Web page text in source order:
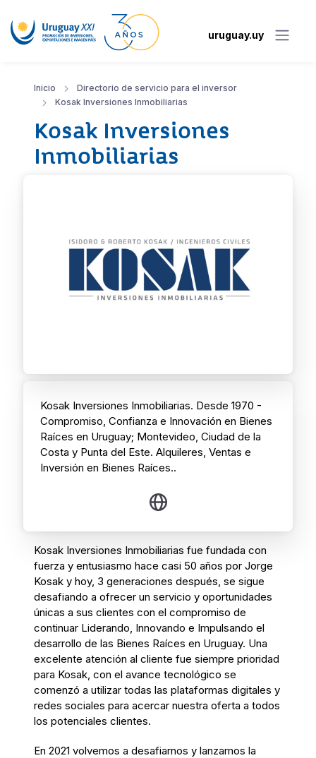
uruguay.uy
Inicio
Directorio de servicio para el inversor
Kosak Inversiones Inmobiliarias
Kosak Inversiones
Inmobiliarias
Kosak Inversiones Inmobiliarias. Desde 1970 -
Compromiso, Confianza e Innovación en Bienes
Raíces en Uruguay; Montevideo, Ciudad de la
Costa y Punta del Este. Alquileres, Ventas e
Inversión en Bienes Raíces..
Kosak Inversiones Inmobiliarias fue fundada con
fuerza y entusiasmo hace casi 50 años por Jorge
Kosak y hoy, 3 generaciones después, se sigue
desafiando a ofrecer un servicio y oportunidades
únicas a sus clientes con el compromiso de
continuar Liderando, Innovando e Impulsando el
desarrollo de las Bienes Raíces en Uruguay. Una
excelente atención al cliente fue siempre prioridad
para Kosak, con el avance tecnológico se
comenzó a utilizar todas las plataformas digitales y
redes sociales para acercar nuestra oferta a todos
los potenciales clientes.
En 2021 volvemos a desafiarnos y lanzamos la